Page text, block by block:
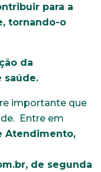
para a
tornando-o
da
saúde.
importante que
Entre em
Atendimento,
, de segunda